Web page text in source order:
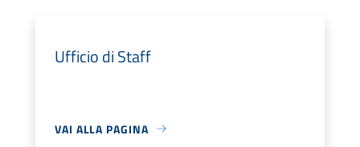
Ufficio di Staff
VAI ALLA PAGINA